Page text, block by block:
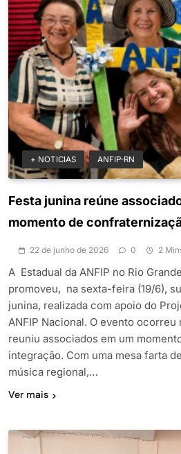
+ NOTICIAS ANFIP-RN
Festa junina reúne
momento de
22 de junho de 2026 0 2
A Estadual da ANFIP no Rio
promoveu, na sexta-feira (19/6),
junina, realizada com apoio do
ANFIP Nacional. O evento ocorreu
reuniu associados em um
integração. Com uma mesa farta
música regional,…
Ver mais